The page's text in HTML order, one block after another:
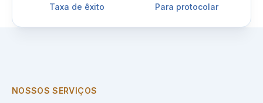
Taxa de êxito Para protocolar
NOSSOS SERVIÇOS